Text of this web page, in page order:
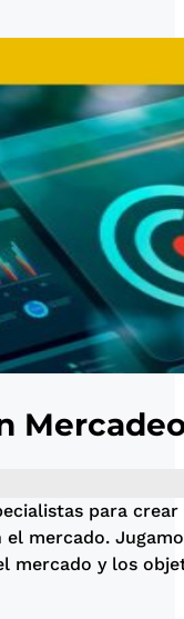
para
mercado.
mercado y los